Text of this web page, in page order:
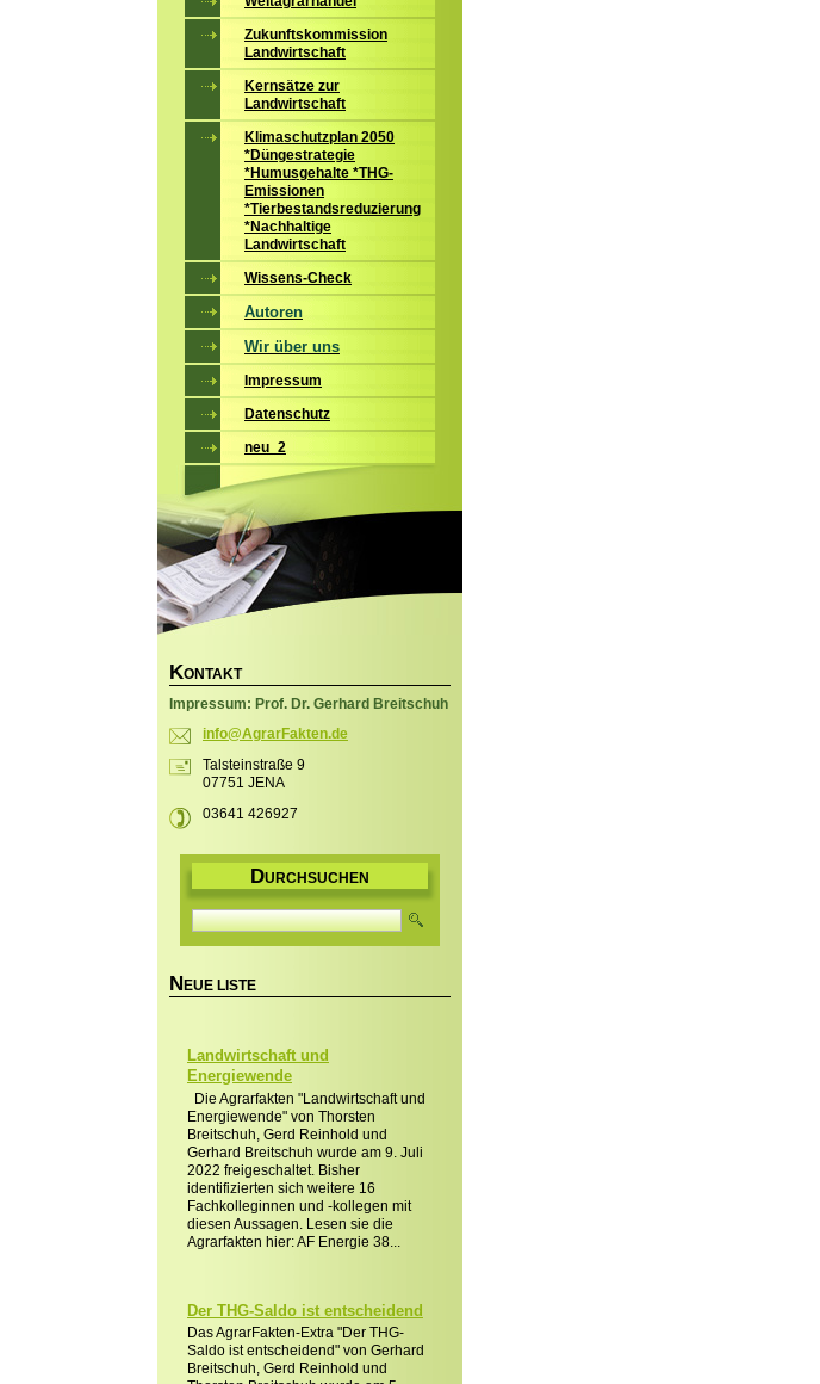
Zukunftskommission
Landwirtschaft
Kernsätze zur
Landwirtschaft
Klimaschutzplan 2050
*Düngestrategie
*Humusgehalte *THG-
Emissionen
*Tierbestandsreduzierung
*Nachhaltige
Landwirtschaft
Wissens-Check
Autoren
Wir über uns
Impressum
Datenschutz
neu_2
KONTAKT
Impressum: Prof. Dr. Gerhard Breitschuh
info@AgrarFakten.de
Talsteinstraße 9
07751 JENA
03641 426927
DURCHSUCHEN
NEUE LISTE
Landwirtschaft und
Energiewende
Die Agrarfakten "Landwirtschaft und
Energiewende" von Thorsten
Breitschuh, Gerd Reinhold und
Gerhard Breitschuh wurde am 9. Juli
2022 freigeschaltet. Bisher
identifizierten sich weitere 16
Fachkolleginnen und -kollegen mit
diesen Aussagen. Lesen sie die
Agrarfakten hier: AF Energie 38...
Der THG-Saldo ist entscheidend
Das AgrarFakten-Extra "Der THG-
Saldo ist entscheidend" von Gerhard
Breitschuh, Gerd Reinhold und